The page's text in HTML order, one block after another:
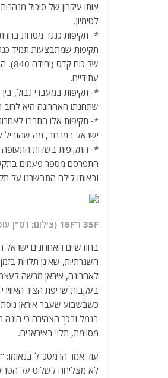
אותו עיקרון של סיכול
לטימיון.
*- תקיפות כנגד מטרות
תקיפות שמתבצעות תמיד
של
עתידיים.
*- תקיפות במעברי גבול,
שתחנתו האחרונה היא לרוב
ישראל במרחב, מה שהוביל
*- התקיפות בשדות התעופה
התפרסם מספר פעמים
ובאותו לילה התבשרנו על
35F ו־ 16F
(צילום: רס"ן
בחודשיים האחרונים
השגרתיות, שאינן תלויות
לאחרונה, איראן מרשה
בעקבות שריפת הציר
כשבשבוע שעבר איראן
בנמל ובכך הצהירה כי
מסוימת, תלוי באיראנים.
עוד אמר הרמטכ"ל
לא מצליחה לשלוט על